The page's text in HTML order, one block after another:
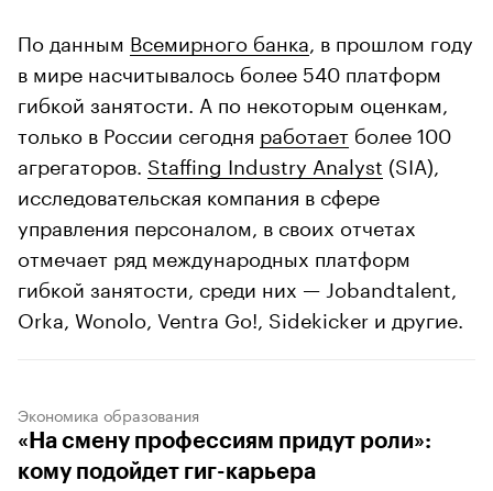
По данным Всемирного банка , в прошлом году
в мире насчитывалось более 540 платформ
гибкой занятости. А по некоторым оценкам,
только в России сегодня работает более 100
агрегаторов. Staffing Industry Analyst (SIA),
исследовательская компания в сфере
управления персоналом, в своих отчетах
отмечает ряд международных платформ
гибкой занятости, среди них — Jobandtalent,
Orka, Wonolo, Ventra Go!, Sidekicker и другие.
Экономика образования
«На смену профессиям придут роли»:
кому подойдет гиг-карьера